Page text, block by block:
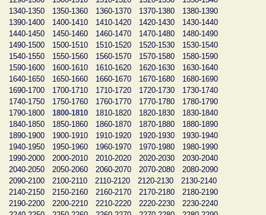
1340-1350
1350-1360 1360-1370 1370-1380
1380-1390
1390-1400
1400-1410 1410-1420 1420-1430
1430-1440
1440-1450
1450-1460 1460-1470 1470-1480
1480-1490
1490-1500
1500-1510 1510-1520 1520-1530
1530-1540
1540-1550
1550-1560 1560-1570 1570-1580
1580-1590
1590-1600
1600-1610 1610-1620 1620-1630
1630-1640
1640-1650
1650-1660 1660-1670 1670-1680
1680-1690
1690-1700
1700-1710 1710-1720 1720-1730
1730-1740
1740-1750
1750-1760 1760-1770 1770-1780
1780-1790
1790-1800
1800-1810 1810-1820 1820-1830
1830-1840
1840-1850
1850-1860 1860-1870 1870-1880
1880-1890
1890-1900
1900-1910 1910-1920 1920-1930
1930-1940
1940-1950
1950-1960 1960-1970 1970-1980
1980-1990
1990-2000
2000-2010 2010-2020 2020-2030
2030-2040
2040-2050
2050-2060 2060-2070 2070-2080
2080-2090
2090-2100
2100-2110 2110-2120 2120-2130
2130-2140
2140-2150
2150-2160 2160-2170 2170-2180
2180-2190
2190-2200
2200-2210 2210-2220 2220-2230
2230-2240